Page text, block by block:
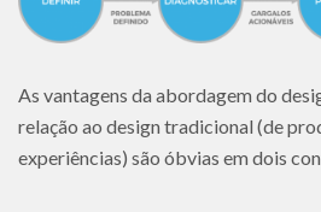
As vantagens da abordagem do
relação ao design tradicional (de
experiências) são óbvias em dois